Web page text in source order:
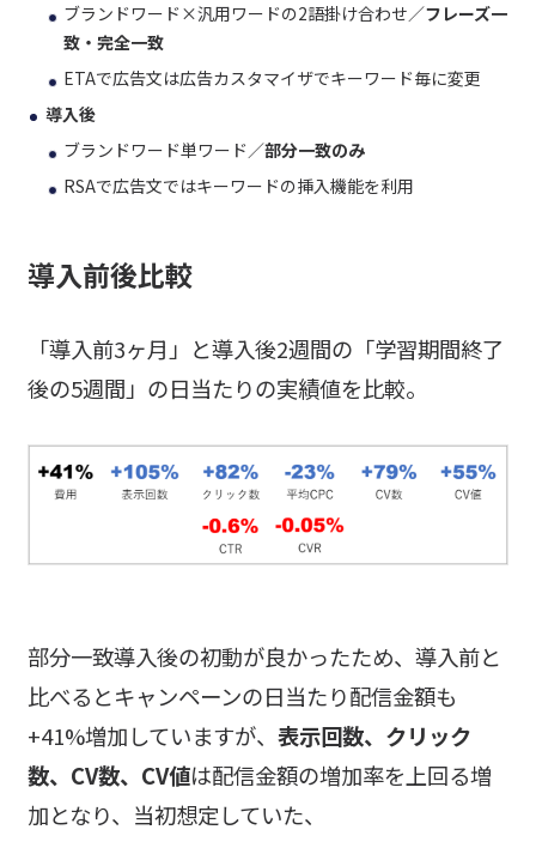
ブランドワード×汎用ワードの2語掛け合わせ／フレーズ一
致・完全一致
ETAで広告文は広告カスタマイザでキーワード毎に変更
導入後
ブランドワード単ワード／部分一致のみ
RSAで広告文ではキーワードの挿入機能を利用
導入前後比較
「導入前3ヶ月」と導入後2週間の「学習期間終了
後の5週間」の日当たりの実績値を比較。
部分一致導入後の初動が良かったため、導入前と
比べるとキャンペーンの日当たり配信金額も
+41%増加していますが、 表示回数、クリック
数、CV数、CV値は配信金額の増加率を上回る増
加となり、当初想定していた、